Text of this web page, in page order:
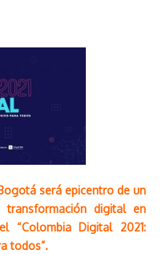
será epicentro de un
digital en
“Colombia Digital 2021:
todos”.